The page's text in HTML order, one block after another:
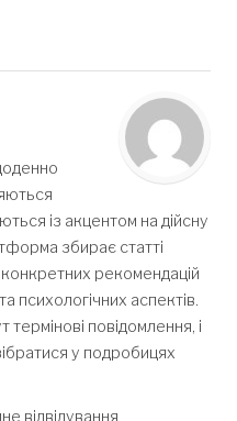
із акцентом на дійсну
збирає статті
конкретних рекомендацій
психологічних аспектів.
повідомлення, і
у подробицях
відвідування